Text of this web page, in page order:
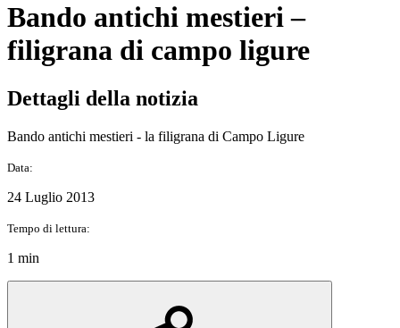
Bando antichi mestieri –
filigrana di campo ligure
Dettagli della notizia
Bando antichi mestieri - la filigrana di Campo Ligure
Data:
24 Luglio 2013
Tempo di lettura:
1 min